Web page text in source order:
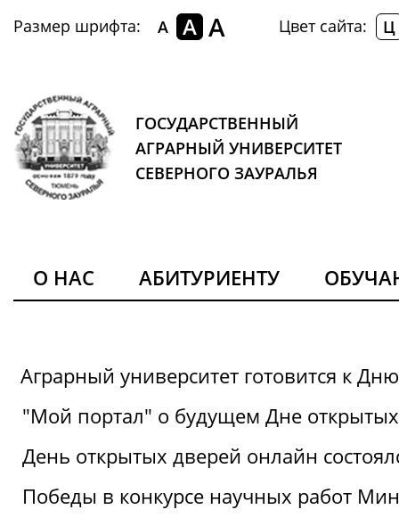
Размер шрифта: A A A Цвет сайта: Ц
ГОСУДАРСТВЕННЫЙ
АГРАРНЫЙ УНИВЕРСИТЕТ
СЕВЕРНОГО ЗАУРАЛЬЯ
О НАС АБИТУРИЕНТУ
Аграрный университет готовится к
"Мой портал" о будущем Дне
День открытых дверей онлайн
Победы в конкурсе научных работ